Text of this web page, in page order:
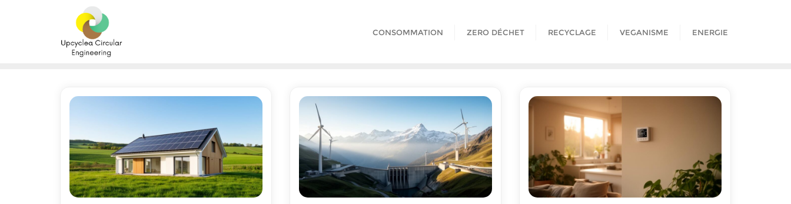
CONSOMMATION ZERO DÉCHET RECYCLAGE VEGANISME ENERGIE